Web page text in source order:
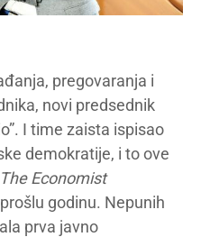
pregovaranja i
novi predsednik
I time zaista ispisao
demokratije, i to ove
The Economist
godinu. Nepunih
prva javno